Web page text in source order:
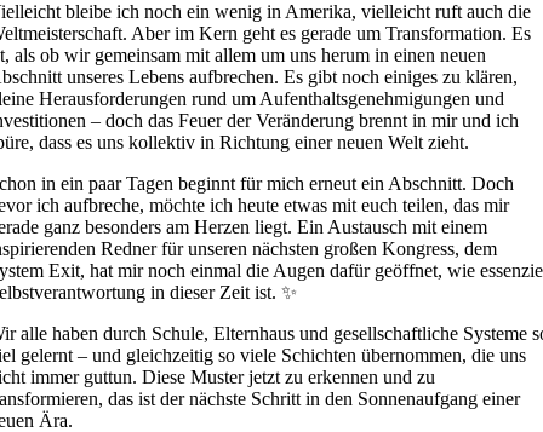
bleibe ich noch ein wenig in Amerika, vielleicht ruft auch die
Aber im Kern geht es gerade um Transformation. Es
als ob wir gemeinsam mit allem um uns herum in einen neuen
unseres Lebens aufbrechen. Es gibt noch einiges zu klären,
Herausforderungen rund um Aufenthaltsgenehmigungen und
– doch das Feuer der Veränderung brennt in mir und ich
dass es uns kollektiv in Richtung einer neuen Welt zieht.
in ein paar Tagen beginnt für mich erneut ein Abschnitt. Doch
ich aufbreche, möchte ich heute etwas mit euch teilen, das mir
ganz besonders am Herzen liegt. Ein Austausch mit einem
Redner für unseren nächsten großen Kongress, dem
Exit, hat mir noch einmal die Augen dafür geöffnet, wie
in dieser Zeit ist. ✨
alle haben durch Schule, Elternhaus und gesellschaftliche Systeme
gelernt – und gleichzeitig so viele Schichten übernommen, die uns
immer guttun. Diese Muster jetzt zu erkennen und zu
das ist der nächste Schritt in den Sonnenaufgang einer
Ära.